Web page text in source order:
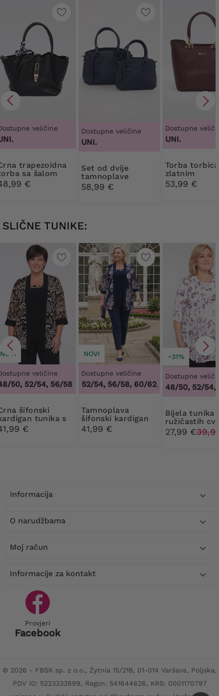
veličine
sa šalom
€
Dostupne veličine
UNI.
Set od dvije
tamnoplave
torbice
58,99 €
Dostupne
UNI.
torba torbica sa
zlatnim
elementima
53,99 €
SLIČNE TUNIKE:
NOVI
veličine
50, 52/54, 56/58
tunika s
i smeđim
€
NOVI
Dostupne veličine
48/50, 52/54, 56/58, 60/62,48/50, 52/54,
Tamnoplava
šifonski kardigan
tunika s plavim i
ružičastim
41,99 €
−31%
Dostupne
48/50, 52/54,
Bijela tunika
ružičastih
27,99 €
Informacija 
O narudžbama 
Moj račun 
Informacije za kontakt 
Provjeri
Facebook
© 2026 - FBSK sp. z o.o., Żytnia 15/21B, 01-014 Varšava, Poljska,
PDV ID: 5223333899, Regon: 541644626, KRS: 0001170797